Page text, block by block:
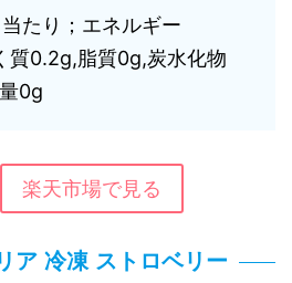
たり；エネルギー
質0.2g,脂質0g,炭水化物
0g
楽天市場で見る
ア 冷凍 ストロベリー